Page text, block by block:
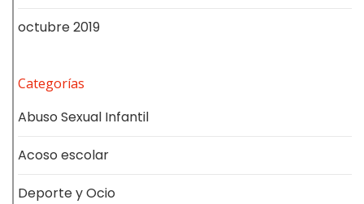
octubre 2019
Categorías
Abuso Sexual Infantil
Acoso escolar
Deporte y Ocio